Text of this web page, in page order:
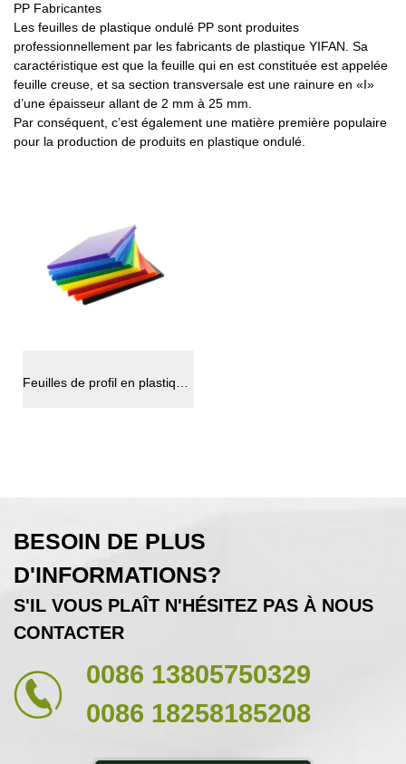
PP Fabricantes
Les feuilles de plastique ondulé PP sont produites
professionnellement par les fabricants de plastique YIFAN. Sa
caractéristique est que la feuille qui en est constituée est appelée
feuille creuse, et sa section transversale est une rainure en «I»
d’une épaisseur allant de 2 mm à 25 mm.
Par conséquent, c’est également une matière première populaire
pour la production de produits en plastique ondulé.
BESOIN DE PLUS
D'INFORMATIONS?
S'IL VOUS PLAÎT N'HÉSITEZ PAS À NOUS
CONTACTER
0086 13805750329
0086 18258185208